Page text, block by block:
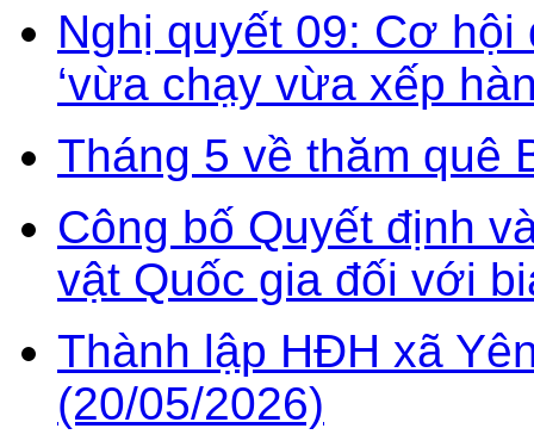
Nghị quyết 09: Cơ hội
‘vừa chạy vừa xếp
Tháng 5 về thăm quê
Công bố Quyết định
vật Quốc gia đối với
Thành lập HĐH xã
(20/05/2026)